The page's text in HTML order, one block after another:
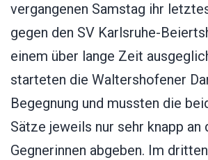
vergangenen Samstag ihr
gegen den SV Karlsruhe-
einem über lange Zeit
starteten die Waltershofener
Begegnung und mussten die
Sätze jeweils nur sehr knapp an
Gegnerinnen abgeben. Im